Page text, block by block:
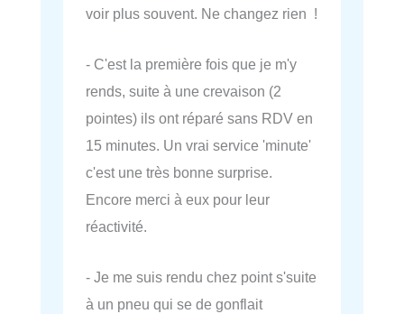
voir plus souvent. Ne changez rien !
- C'est la première fois que je m'y
rends, suite à une crevaison (2
pointes) ils ont réparé sans RDV en
15 minutes. Un vrai service 'minute'
c'est une très bonne surprise.
Encore merci à eux pour leur
réactivité.
- Je me suis rendu chez point s'suite
à un pneu qui se de gonflait